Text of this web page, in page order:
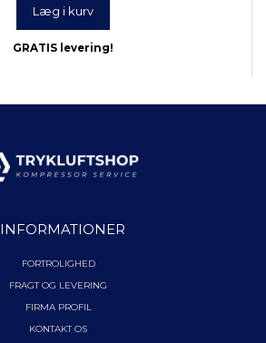
Læg i kurv
GRATIS levering!
INFORMATIONER
FORTROLIGHED
FRAGT OG LEVERING
FIRMA PROFIL
KONTAKT OS